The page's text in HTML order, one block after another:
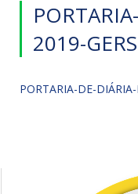
2019-
PORTARIA-DE-